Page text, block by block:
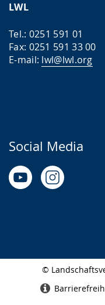
LWL
Tel.: 0251 591 01
Fax: 0251 591 33 00
E-mail: lwl@lwl.org
Social Media
©